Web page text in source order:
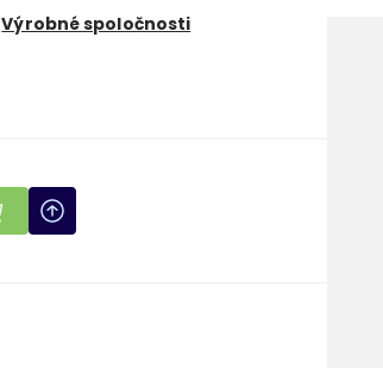
Výrobné spoločnosti